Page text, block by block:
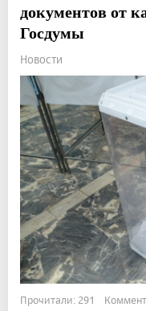
документов от
Госдумы
Новости
Прочитали: 291